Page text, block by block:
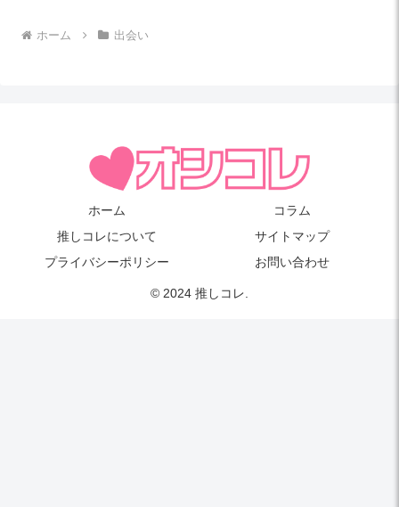
ホーム 出会い
ホーム
コラム
推しコレについて
サイトマップ
プライバシーポリシー
お問い合わせ
© 2024 推しコレ.